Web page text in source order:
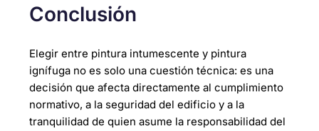
Conclusión
Elegir entre pintura intumescente y pintura
ignífuga no es solo una cuestión técnica: es una
decisión que afecta directamente al cumplimiento
normativo, a la seguridad del edificio y a la
tranquilidad de quien asume la responsabilidad del